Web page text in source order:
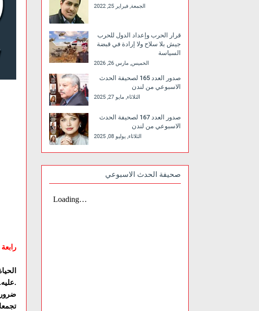
عليه. صباحكم نجاحات لا تنتهي.
الجمعة, فبراير 25, 2022
قرار الحرب وإعداد الدول للحرب
جيش بلا سلاح ولا إرادة في قبضة
السياسة
الخميس, مارس 26, 2026
صدور العدد 165 لصحيفة الحدث
الاسبوعي من لندن
الثلاثاء, مايو 27, 2025
صدور العدد 167 لصحيفة الحدث
الاسبوعي من لندن
الثلاثاء, يوليو 08, 2025
صحيفة الحدث الاسبوعي